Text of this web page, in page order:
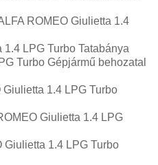
ROMEO Giulietta 1.4
LPG Turbo Tatabánya
Turbo Gépjármű behozatal‎
1.4 LPG Turbo
Giulietta 1.4 LPG
Giulietta 1.4 LPG Turbo